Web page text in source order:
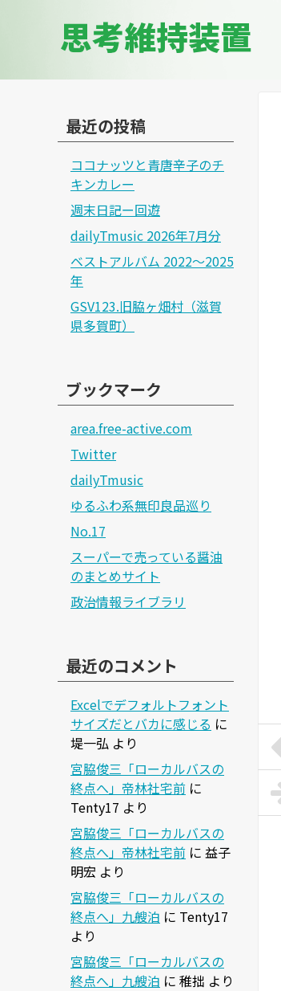
思考維持装置
最近の投稿
ココナッツと青唐辛子のチ
キンカレー
週末日記ー回遊
dailyTmusic 2026年7月分
ベストアルバム 2022～2025
年
GSV123.旧脇ヶ畑村（滋賀
県多賀町）
ブックマーク
area.free-active.com
Twitter
dailyTmusic
ゆるふわ系無印良品巡り
No.17
スーパーで売っている醤油
のまとめサイト
政治情報ライブラリ
最近のコメント
Excelでデフォルトフォント
サイズだとバカに感じる に
堤一弘 より
宮脇俊三「ローカルバスの
終点へ」帝林社宅前 に
Tenty17 より
宮脇俊三「ローカルバスの
終点へ」帝林社宅前 に 益子
明宏 より
宮脇俊三「ローカルバスの
終点へ」九艘泊 に Tenty17
より
宮脇俊三「ローカルバスの
終点へ」九艘泊 に 稚拙 より